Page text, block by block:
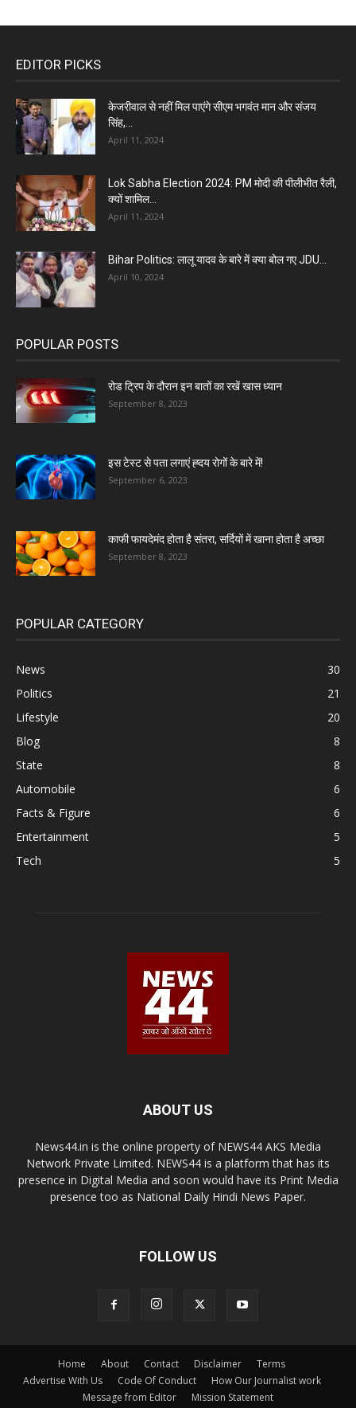
EDITOR PICKS
केजरीवाल से नहीं मिल पाएंगे सीएम भगवंत मान और संजय
सिंह,...
April 11, 2024
Lok Sabha Election 2024: PM मोदी की पीलीभीत रैली,
क्यों शामिल...
April 11, 2024
Bihar Politics: लालू यादव के बारे में क्या बोल गए JDU...
April 10, 2024
POPULAR POSTS
रोड ट्रिप के दौरान इन बातों का रखें खास ध्यान
September 8, 2023
इस टेस्ट से पता लगाएं ह्दय रोगों के बारे में!
September 6, 2023
काफी फायदेमंद होता है संतरा, सर्दियों में खाना होता है अच्छा
September 8, 2023
POPULAR CATEGORY
News
30
Politics
21
Lifestyle
20
Blog
8
State
8
Automobile
6
Facts & Figure
6
Entertainment
5
Tech
5
ABOUT US
News44.in is the online property of NEWS44 AKS Media
Network Private Limited. NEWS44 is a platform that has its
presence in Digital Media and soon would have its Print Media
presence too as National Daily Hindi News Paper.
FOLLOW US
Home About Contact Disclaimer
Terms
Advertise With Us
Code Of Conduct
How Our Journalist work
Message from Editor
Mission Statement